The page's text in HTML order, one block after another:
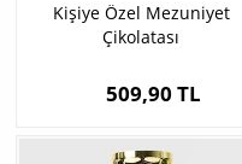
Kişiye Özel Mezuniyet
Çikolatası
509,90 TL